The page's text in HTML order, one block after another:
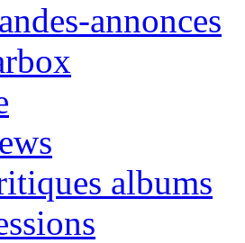
annonces
albums